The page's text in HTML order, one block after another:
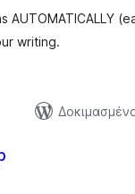
AUTOMATICALLY
writing.